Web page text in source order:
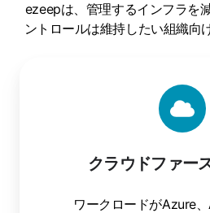
ezeepは、管理するインフラを
ントロールは維持したい組織向
クラウドファー
ワークロードがAzure